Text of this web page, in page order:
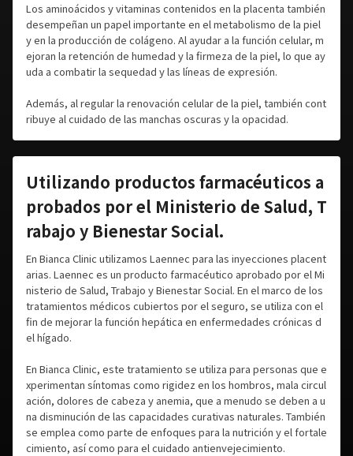
Los aminoácidos y vitaminas contenidos en la placenta también
desempeñan un papel importante en el metabolismo de la piel
y en la producción de colágeno. Al ayudar a la función celular, m
ejoran la retención de humedad y la firmeza de la piel, lo que ay
uda a combatir la sequedad y las líneas de expresión.
Además, al regular la renovación celular de la piel, también cont
ribuye al cuidado de las manchas oscuras y la opacidad.
Utilizando productos farmacéuticos a
probados por el Ministerio de Salud, T
rabajo y Bienestar Social.
En Bianca Clinic utilizamos Laennec para las inyecciones placent
arias. Laennec es un producto farmacéutico aprobado por el Mi
nisterio de Salud, Trabajo y Bienestar Social. En el marco de los
tratamientos médicos cubiertos por el seguro, se utiliza con el
fin de mejorar la función hepática en enfermedades crónicas d
el hígado.
En Bianca Clinic, este tratamiento se utiliza para personas que e
xperimentan síntomas como rigidez en los hombros, mala circul
ación, dolores de cabeza y anemia, que a menudo se deben a u
na disminución de las capacidades curativas naturales. También
se emplea como parte de enfoques para la nutrición y el fortale
cimiento, así como para el cuidado antienvejecimiento.